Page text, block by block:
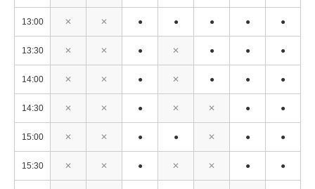
13:00 ✕ ✕ ● ● ● ● ●
13:30 ✕ ✕ ● ✕ ● ● ●
14:00 ✕ ✕ ● ✕ ● ● ●
14:30 ✕ ✕ ● ✕ ✕ ● ●
15:00 ✕ ✕ ● ● ✕ ● ●
15:30 ✕ ✕ ● ✕ ✕ ● ●